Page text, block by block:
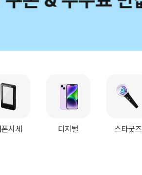
시세 디지털 스타굿즈